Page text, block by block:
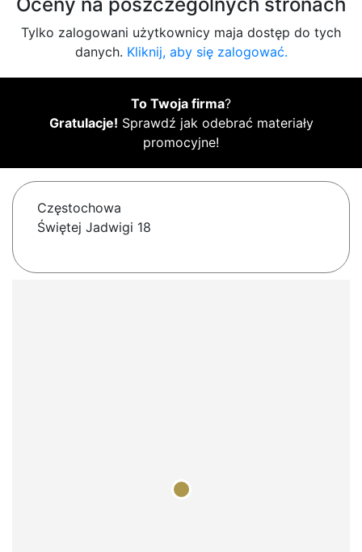
Tylko zalogowani użytkownicy maja dostęp do tych
danych. Kliknij, aby się zalogować.
To Twoja firma?
Gratulacje! Sprawdź jak odebrać materiały
promocyjne!
Częstochowa
Świętej Jadwigi 18